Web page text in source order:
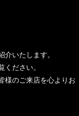
介いたします。
ください。
様のご来店を心よりお